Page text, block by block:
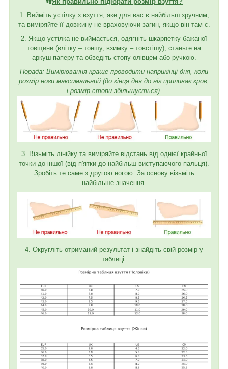
1. Вийміть устілку з взуття, яке для вас є найбільш зручним,
та виміряйте її довжину не враховуючи загин, якщо він там є.
2. Якщо устілка не виймається, одягніть шкарпетку бажаної
товщини (влітку – тоншу, взимку – товстішу), станьте на
аркуш паперу та обведіть стопу олівцем або ручкою.
Порада: Вимірювання краще проводити наприкінці дня, коли
розмір ноги максимальний (до кінця дня до ніг приливає кров,
і розмір стопи збільшується).
3. Візьміть лінійку та виміряйте відстань від однієї крайньої
точки до іншої (від п'ятки до найбільш виступаючого пальця).
Зробіть те саме з другою ногою. За основу візьміть
найбільше значення.
4. Округліть отриманий результат і знайдіть свій розмір у
таблиці.